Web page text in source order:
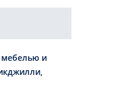
мебелью и